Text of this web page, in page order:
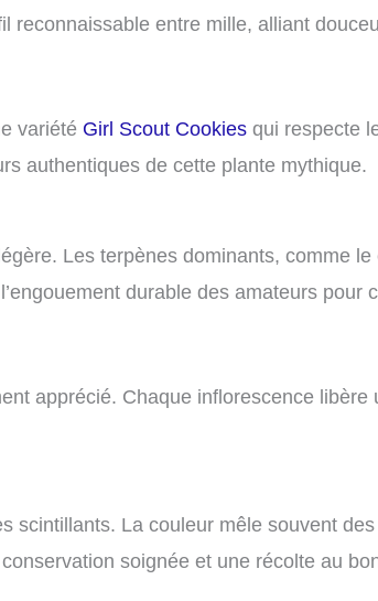
reconnaissable entre mille, alliant
variété Girl Scout Cookies qui respecte
authentiques de cette plante mythique.
Les terpènes dominants, comme
durable des amateurs pour
apprécié. Chaque inflorescence libère
scintillants. La couleur mêle souvent
soignée et une récolte au